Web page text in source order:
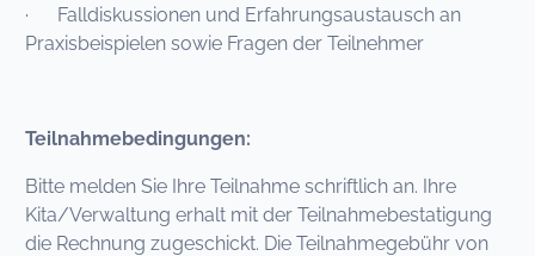
· Falldiskussionen und Erfahrungsaustausch an
Praxisbeispielen sowie Fragen der Teilnehmer
Teilnahmebedingungen:
Bitte melden Sie Ihre Teilnahme schriftlich an. Ihre
Kita/Verwaltung erhalt mit der Teilnahmebestatigung
die Rechnung zugeschickt. Die Teilnahmegebühr von